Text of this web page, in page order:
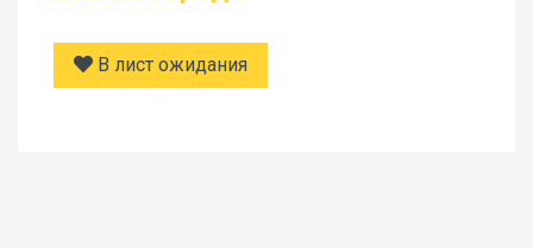
В лист ожидания